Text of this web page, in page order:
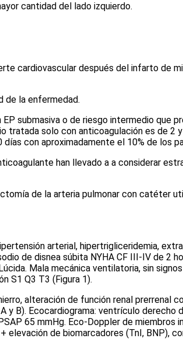
cantidad del lado izquierdo.
cardiovascular después del infarto de
de la enfermedad.
submasiva o de riesgo intermedio que
tratada solo con anticoagulación es de
con aproximadamente el 10% de los
han llevado a a considerar
de la arteria pulmonar con catéter
arterial, hipertrigliceridemia,
de disnea súbita NYHA CF III-IV de 2
Mala mecánica ventilatoria, sin
S1 Q3 T3 (Figura 1).
alteración de función renal prerrenal
y B). Ecocardiograma: ventrículo derecho
65 mmHg. Eco-Doppler de
de biomarcadores (TnI, BNP),